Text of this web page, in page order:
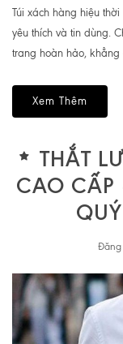
Túi xách hàng hiệu
yêu thích và tin dùng.
trang hoàn hảo, khẳng
Xem Thêm
THẮT
CAO CẤP
Đăng